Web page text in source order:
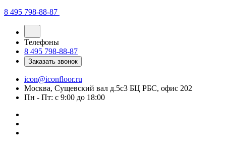
8 495 798-88-87
Телефоны
8 495 798-88-87
Заказать звонок
icon@iconfloor.ru
Москва, Сущевский вал д.5с3 БЦ РБС, офис 202
Пн - Пт: с 9:00 до 18:00